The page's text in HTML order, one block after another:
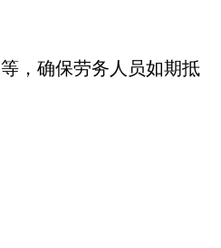
，确保劳务人员如期抵